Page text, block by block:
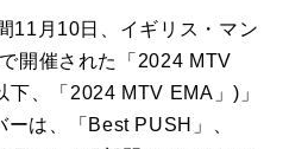
11月10日、イギリス・マン
開催された「2024 MTV
、「2024 MTV EMA」)」
は、「Best PUSH」、